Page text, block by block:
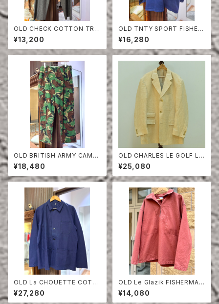
OLD CHECK COTTON TRO
USERS
¥13,200
OLD TNTY SPORT FISHER
MAN SMOCK
¥16,280
OLD BRITISH ARMY CAMO
UFLAGE TROUSERS
¥18,480
OLD CHARLES LE GOLF LI
NEN HERRINGBONE TAILO
RED JACKET
¥25,080
OLD La CHOUETTE COTT
ON TWILL JACKET DEAD S
TOCK
¥27,280
OLD Le Glazik FISHERMAN
SMOCK ONE WASH
¥14,080